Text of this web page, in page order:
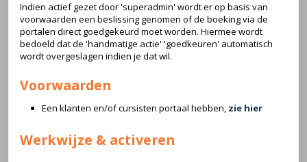
Indien actief gezet door 'superadmin' wordt er op basis van
voorwaarden een beslissing genomen of de boeking via de
portalen direct goedgekeurd moet worden. Hiermee wordt
bedoeld dat de 'handmatige actie' 'goedkeuren' automatisch
wordt overgeslagen indien je dat wil.
Voorwaarden
Een klanten en/of cursisten portaal hebben, zie hier
Werkwijze & activeren